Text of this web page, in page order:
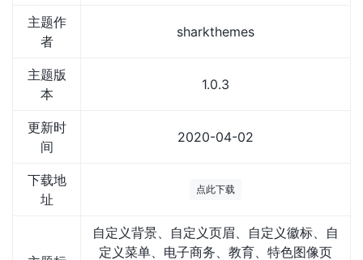
主题作
者
sharkthemes
主题版
本
1.0.3
更新时
间
2020-04-02
下载地
址
点此下载
自定义背景、自定义页眉、自定义徽标、自
定义菜单、电子商务、教育、特色图像页